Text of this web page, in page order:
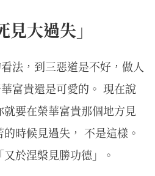
見大過失」
法，到三惡道是不好，做人
富貴還是可愛的。 現在說
就要在榮華富貴那個地方見
時候見過失， 不是這樣。
於涅槃見勝功德」。